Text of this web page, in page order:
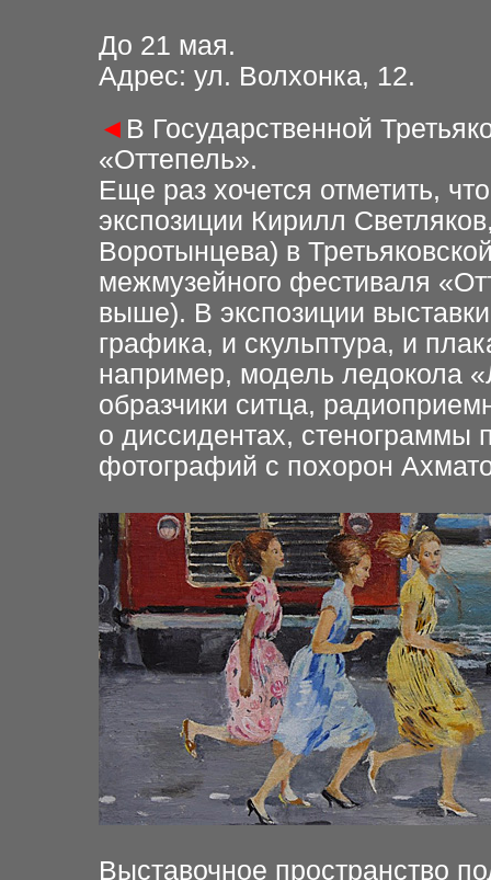
До 21 мая.
Адрес: ул. Волхонка, 12.
◄ В Государственной
«Оттепель».
Еще раз хочется отметить,
экспозиции Кирилл
Воротынцева) в
межмузейного фестиваля
выше). В экспозиции
графика, и скульптура, и
например, модель ледокола
образчики ситца,
о диссидентах, стенограммы
фотографий с похорон
Выставочное пространство